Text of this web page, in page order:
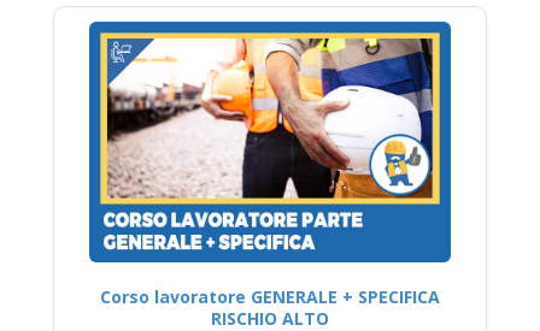
Corso lavoratore GENERALE + SPECIFICA
RISCHIO ALTO